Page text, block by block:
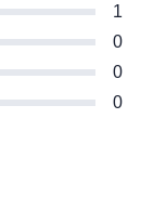
1
0
0
0